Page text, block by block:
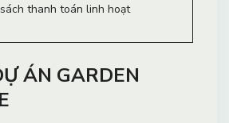
thanh toán linh hoạt
ÁN GARDEN